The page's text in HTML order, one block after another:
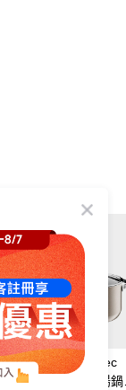
WMF Fusiontec
Mineral 高身湯鍋